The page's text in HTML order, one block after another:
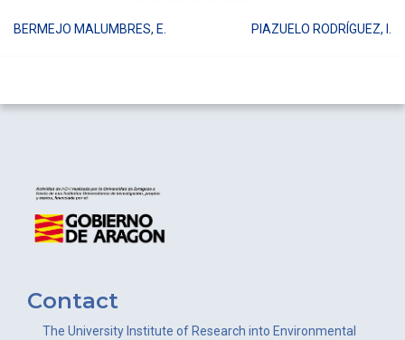
BERMEJO MALUMBRES, E. PIAZUELO RODRÍGUEZ, I.
Contact
The University Institute of Research into Environmental